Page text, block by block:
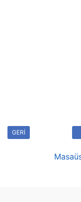
GERİ